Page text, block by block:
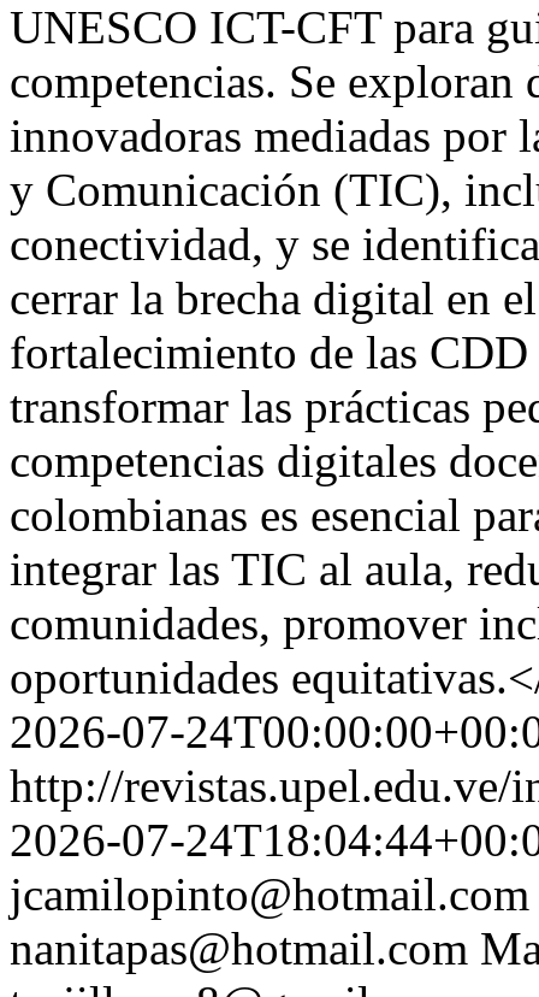
UNESCO ICT-CFT para
competencias. Se exploran
innovadoras mediadas por
y Comunicación (TIC),
conectividad, y se
cerrar la brecha digital en
fortalecimiento de las
transformar las prácticas
competencias digitales
colombianas es esencial
integrar las TIC al aula,
comunidades, promover
oportunidades
2026-07-
http://
2026-07-
jcamilopinto@hotmail.com
nanitapas@hotmail.com